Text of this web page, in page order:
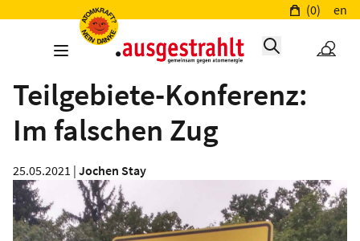
(0) en
Teilgebiete-Konferenz:
Im falschen Zug
25.05.2021 | Jochen Stay